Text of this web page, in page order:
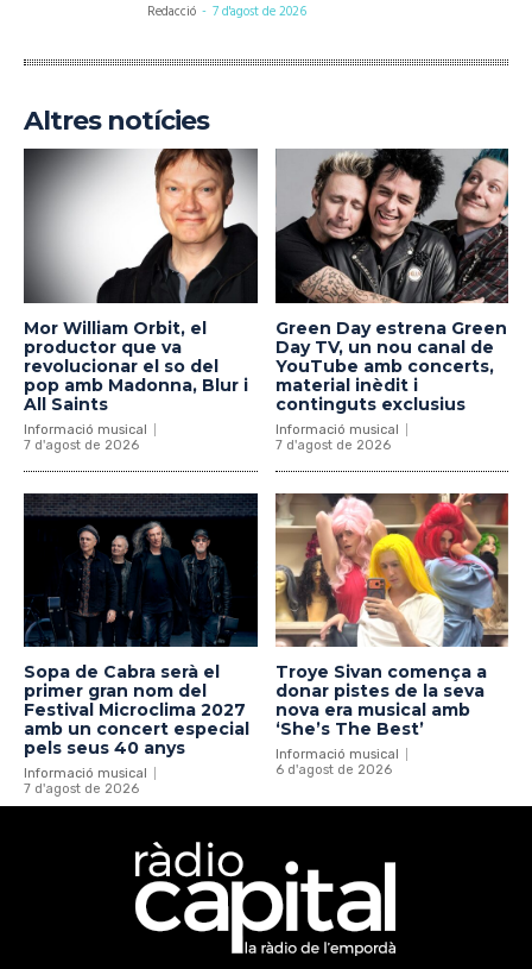
Redacció - 7 d'agost de 2026
Altres notícies
Mor William Orbit, el
productor que va
revolucionar el so del
pop amb Madonna, Blur i
All Saints
Informació musical
7 d'agost de 2026
Green Day estrena Green
Day TV, un nou canal de
YouTube amb concerts,
material inèdit i
continguts exclusius
Informació musical
7 d'agost de 2026
Sopa de Cabra serà el
primer gran nom del
Festival Microclima 2027
amb un concert especial
pels seus 40 anys
Informació musical
7 d'agost de 2026
Troye Sivan comença a
donar pistes de la seva
nova era musical amb
‘She’s The Best’
Informació musical
6 d'agost de 2026